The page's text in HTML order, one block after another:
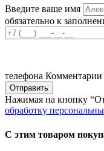
Введите ваше имя
обязательно к
телефона Комментарии
Отправить
Нажимая на кнопку
обработку
С этим товаром